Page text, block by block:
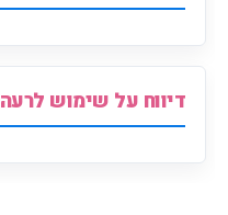
דיווח על שימוש לרעה